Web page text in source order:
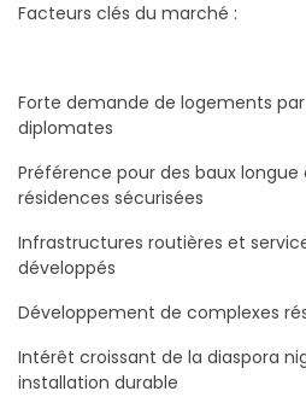
Facteurs clés du marché :
Forte demande de logements
diplomates
Préférence pour des baux longue
résidences sécurisées
Infrastructures routières et
développés
Développement de complexes
Intérêt croissant de la diaspora
installation durable